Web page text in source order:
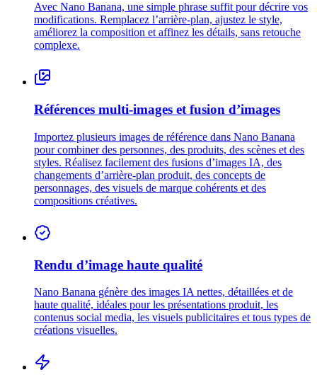
Avec Nano Banana, une simple phrase suffit pour décrire vos
modifications. Remplacez l’arrière-plan, ajustez le style,
améliorez la composition et affinez les détails, sans retouche
complexe.
Références multi-images et fusion d’images
Importez plusieurs images de référence dans Nano Banana
pour combiner des personnes, des produits, des scènes et des
styles. Réalisez facilement des fusions d’images IA, des
changements d’arrière-plan produit, des concepts de
personnages, des visuels de marque cohérents et des
compositions créatives.
Rendu d’image haute qualité
Nano Banana génère des images IA nettes, détaillées et de
haute qualité, idéales pour les présentations produit, les
contenus social media, les visuels publicitaires et tous types de
créations visuelles.